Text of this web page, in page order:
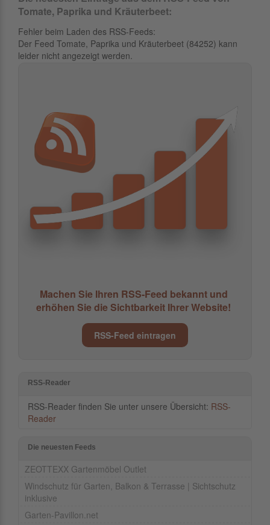
Tomate, Paprika und Kräuterbeet:
Fehler beim Laden des RSS-Feeds:
Der Feed Tomate, Paprika und Kräuterbeet (84252) kann
leider nicht angezeigt werden.
Machen Sie Ihren RSS-Feed bekannt und
erhöhen Sie die Sichtbarkeit Ihrer Website!
RSS-Feed eintragen
RSS-Reader
RSS-Reader finden Sie unter unsere Übersicht: RSS-
Reader
Die neuesten Feeds
ZEOTTEXX Gartenmöbel Outlet
Windschutz für Garten, Balkon & Terrasse | Sichtschutz
inklusive
Garten-Pavillon.net